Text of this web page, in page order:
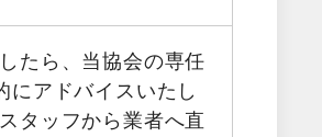
たら、当協会の専任
にアドバイスいたし
タッフから業者へ直